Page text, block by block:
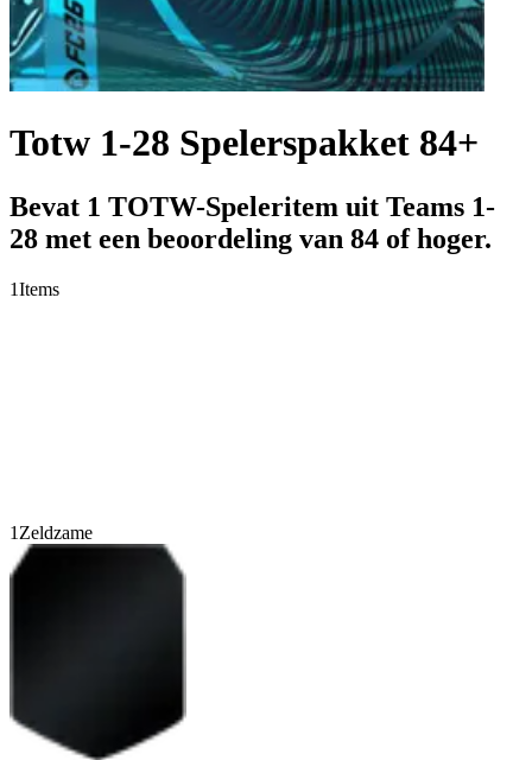
Totw 1-28 Spelerspakket 84+
Bevat 1 TOTW-Speleritem uit Teams 1-
28 met een beoordeling van 84 of hoger.
1Items
1 Zeldzame